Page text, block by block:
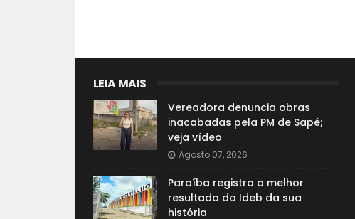
LEIA MAIS
Vereadora denuncia obras
inacabadas pela PM de Sapé;
veja vídeo
Agosto 07, 2026
Paraíba registra o melhor
resultado do Ideb da sua
história